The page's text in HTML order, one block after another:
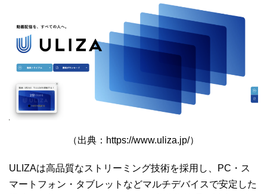
（出典：https://www.uliza.jp/）
ULIZAは高品質なストリーミング技術を採用し、PC・ス
マートフォン・タブレットなどマルチデバイスで安定した